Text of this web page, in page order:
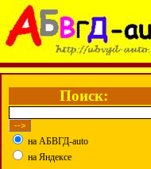
Поиск:
на АБВГД-auto
на Яндексе